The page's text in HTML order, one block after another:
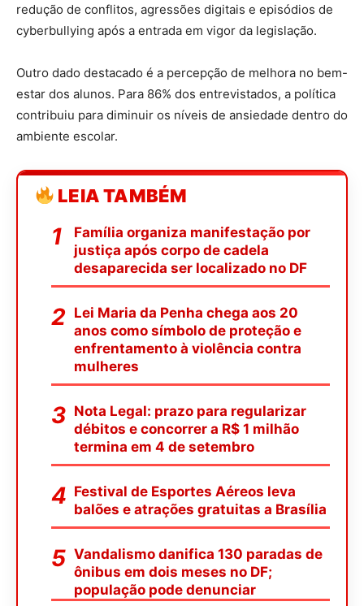
redução de conflitos, agressões digitais e episódios de
cyberbullying após a entrada em vigor da legislação.
Outro dado destacado é a percepção de melhora no bem-
estar dos alunos. Para 86% dos entrevistados, a política
contribuiu para diminuir os níveis de ansiedade dentro do
ambiente escolar.
LEIA TAMBÉM
Família organiza manifestação por
justiça após corpo de cadela
desaparecida ser localizado no DF
Lei Maria da Penha chega aos 20
anos como símbolo de proteção e
enfrentamento à violência contra
mulheres
Nota Legal: prazo para regularizar
débitos e concorrer a R$ 1 milhão
termina em 4 de setembro
Festival de Esportes Aéreos leva
balões e atrações gratuitas a Brasília
Vandalismo danifica 130 paradas de
ônibus em dois meses no DF;
população pode denunciar